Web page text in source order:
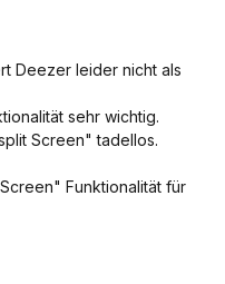
Deezer leider nicht als
sehr wichtig.
Screen" tadellos.
Funktionalität für